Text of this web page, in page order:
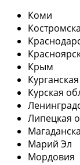
Коми
Крым
Курская
Липецкая
Марий Эл
Мордовия